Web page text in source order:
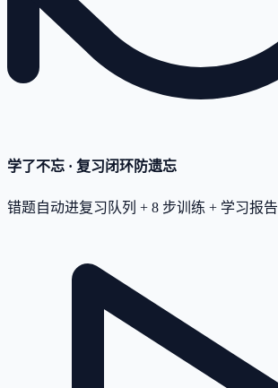
学了不忘 · 复习闭环防遗忘
错题自动进复习队列 + 8 步训练 + 学习报告